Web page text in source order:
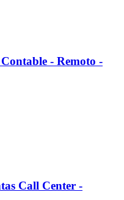
- Remoto -
Call Center -